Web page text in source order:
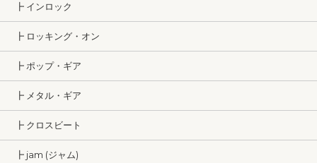
┣ インロック
┣ ロッキング・オン
┣ ポップ・ギア
┣ メタル・ギア
┣ クロスビート
┣ jam (ジャム)